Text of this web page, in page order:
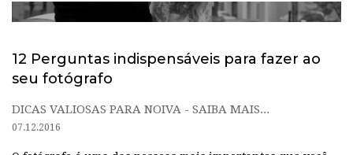
12 Perguntas indispensáveis para fazer ao
seu fotógrafo
DICAS VALIOSAS PARA NOIVA - SAIBA MAIS...
07.12.2016